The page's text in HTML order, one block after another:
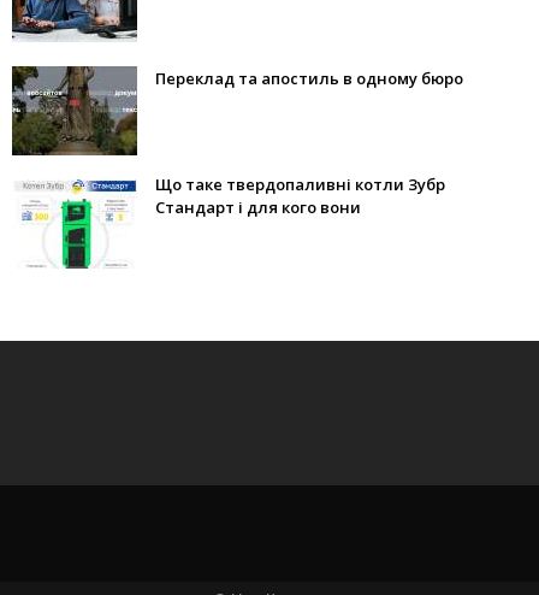
Переклад та апостиль в одному бюро
Що таке твердопаливні котли Зубр
Стандарт і для кого вони